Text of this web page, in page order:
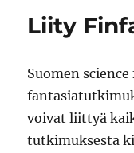
Liity
Suomen
voivat liittyä
tutkimuksesta